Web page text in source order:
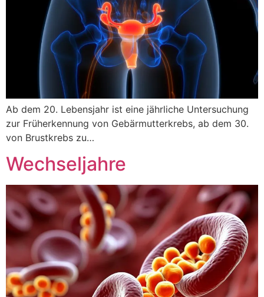
Ab dem 20. Lebensjahr ist eine jährliche Untersuchung
zur Früherkennung von Gebärmutterkrebs, ab dem 30.
von Brustkrebs zu…
Wechseljahre